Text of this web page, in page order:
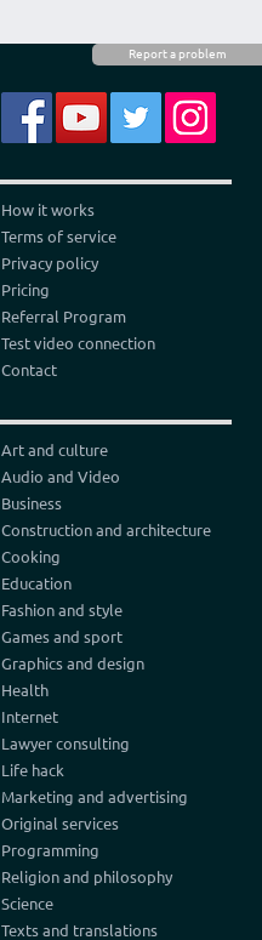
Report a problem
How it works
Terms of service
Privacy policy
Pricing
Referral Program
Test video connection
Contact
Art and culture
Audio and Video
Business
Construction and architecture
Cooking
Education
Fashion and style
Games and sport
Graphics and design
Health
Internet
Lawyer consulting
Life hack
Marketing and advertising
Original services
Programming
Religion and philosophy
Science
Texts and translations